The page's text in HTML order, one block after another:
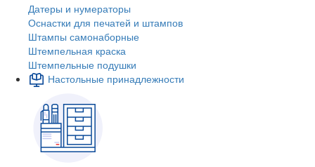
Датеры и нумераторы
Оснастки для печатей и штампов
Штампы самонаборные
Штемпельная краска
Штемпельные подушки
Настольные принадлежности